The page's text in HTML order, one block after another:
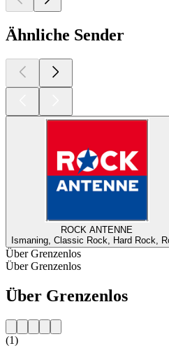
Ähnliche Sender
ROCK ANTENNE
Ismaning, Classic Rock, Hard Rock,
Über Grenzenlos
Über Grenzenlos
Über Grenzenlos
(1)